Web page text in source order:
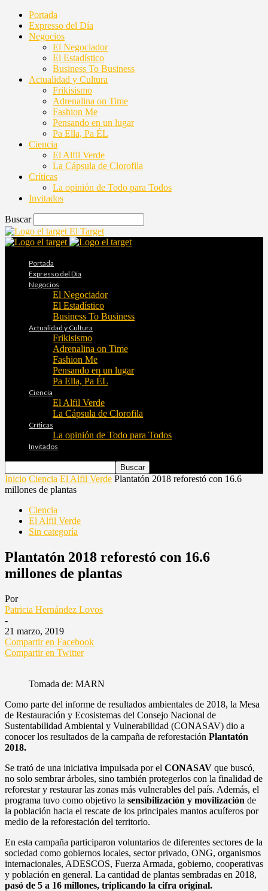
Portada
Expresso del Día
Negocios
El Negociador
El Estadístico
Business To Business
Actualidad y Cultura
Frikisismo
Adrenalina on Time
Fashion Me
Pensando en un lugar
Pa Ella, Pa ÉL
Ciencia
El Alfil Verde
La Cápsula de Clorofila
Críticas
La opinión de Todo para Todos
Invitados
Buscar
El Target
Portada
Expresso del Día
Negocios
El Negociador
El Estadístico
Business To Business
Actualidad y Cultura
Frikisismo
Adrenalina on Time
Fashion Me
Pensando en un lugar
Pa Ella, Pa ÉL
Ciencia
El Alfil Verde
La Cápsula de Clorofila
Críticas
La opinión de Todo para Todos
Invitados
Inicio Ciencia El Alfil Verde Plantatón 2018 reforestó con 16.6
millones de plantas
Ciencia
El Alfil Verde
Sin categoría
Plantatón 2018 reforestó con 16.6
millones de plantas
Por
Patricia Hernández Lovos
-
21 marzo, 2019
Compartir en Facebook
Compartir en Twitter
Tomada de: MARN
Como parte del informe de resultados ambientales de 2018, la Mesa
de Restauración y Ecosistemas del Consejo Nacional de
Sustentabilidad Ambiental y Vulnerabilidad (CONASAV) dio a
conocer los resultados de la campaña de reforestación Plantatón
2018.
Se trató de una iniciativa impulsada por el CONASAV que buscó,
no solo sembrar árboles, sino también protegerlos con la finalidad de
reforestar y restaurar las zonas más vulnerables del país. Además, el
programa tuvo como objetivo la sensibilización y movilización de
la población hacia el rescate de los principales mantos acuíferos por
medio de la reforestación del territorio.
En esta campaña participaron voluntarios de diferentes sectores de la
sociedad como gobiernos locales, sector privado, ONG, organismos
internacionales, ADESCOS, Fuerza Armada, gobierno, cooperativas
y población en general. La cantidad de plantas sembradas en 2018,
pasó de 5 a 16 millones, triplicando la cifra original.